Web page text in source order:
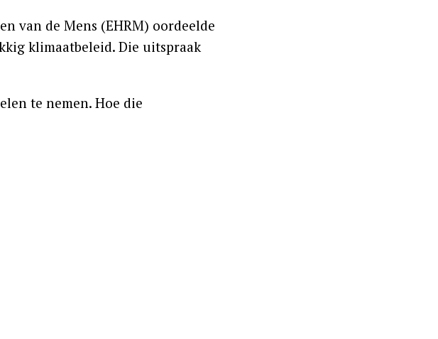
van de Mens (EHRM) oordeelde
klimaatbeleid. Die uitspraak
te nemen. Hoe die